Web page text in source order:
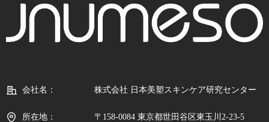
会社名： 株式会社 日本美塑スキンケア研究センター
所在地： 〒158-0084 東京都世田谷区東玉川2-23-5